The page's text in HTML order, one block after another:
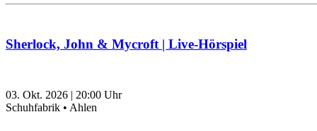
Sherlock, John & Mycroft | Live-Hörspiel
03. Okt. 2026 | 20:00 Uhr
Schuhfabrik • Ahlen